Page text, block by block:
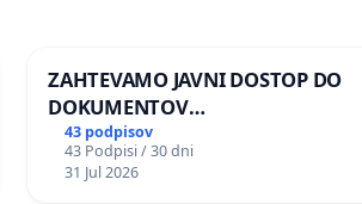
ZAHTEVAMO JAVNI DOSTOP DO
DOKUMENTOV
PARLAMENTARNIH
PREISKOVALNIH KOMISIJ O
ILEGALNI TRGOVINI Z OROŽJEM
43 podpisov
43 Podpisi / 30 dni
31 Jul 2026